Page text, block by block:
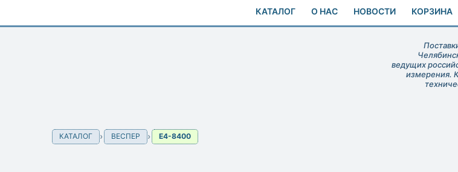
КАТАЛОГ О НАС НОВОСТИ КОРЗИНА
ведущих
измерения.
КАТАЛОГ ВЕСПЕР E4-8400